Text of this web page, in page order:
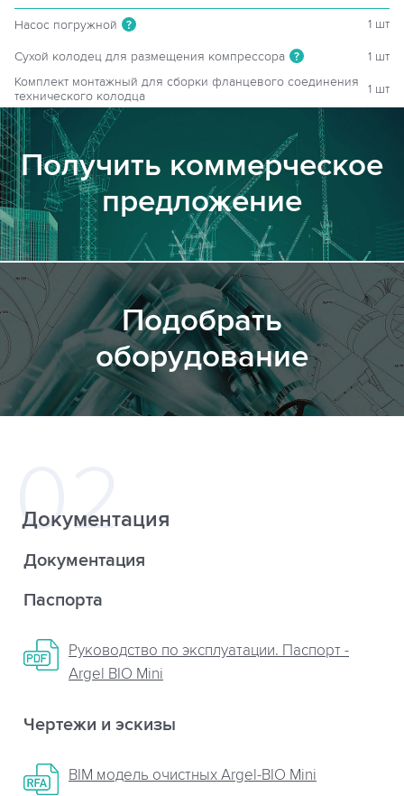
Насос погружной ? 1 шт
Сухой колодец для размещения компрессора ?
1 шт
Комплект монтажный для сборки фланцевого соединения
технического колодца
1 шт
Получить коммерческое
предложение
Подобрать
оборудование
Документация
Документация
Паспорта
Руководство по эксплуатации. Паспорт -
Argel BIO Mini
Чертежи и эскизы
BIM модель очистных Argel-BIO Mini